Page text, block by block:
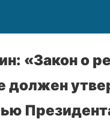
«Закон о
должен